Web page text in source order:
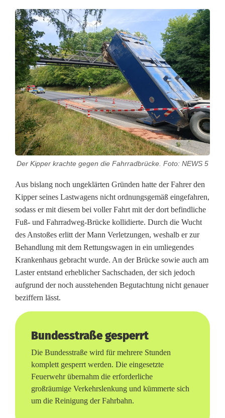
L
a
s
t
w
a
g
e
k
r
a
c
h
t
m
i
Der Kipper krachte gegen die Fahrradbrücke. Foto: NEWS 5
Aus bislang noch ungeklärten Gründen hatte der Fahrer den
Kipper seines Lastwagens nicht ordnungsgemäß eingefahren,
sodass er mit diesem bei voller Fahrt mit der dort befindliche
Fuß- und Fahrradweg-Brücke kollidierte. Durch die Wucht
des Anstoßes erlitt der Mann Verletzungen, weshalb er zur
Behandlung mit dem Rettungswagen in ein umliegendes
Krankenhaus gebracht wurde. An der Brücke sowie auch am
Laster entstand erheblicher Sachschaden, der sich jedoch
aufgrund der noch ausstehenden Begutachtung nicht genauer
beziffern lässt.
Bundesstraße gesperrt
Die Bundesstraße wird für mehrere Stunden
komplett gesperrt werden. Die eingesetzte
Feuerwehr übernahm die erforderliche
großräumige Verkehrslenkung und kümmerte sich
um die Reinigung der Fahrbahn.